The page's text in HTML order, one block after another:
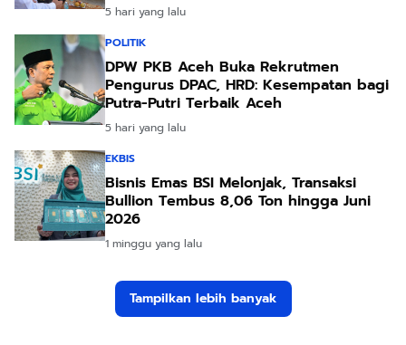
5 hari yang lalu
POLITIK
DPW PKB Aceh Buka Rekrutmen
Pengurus DPAC, HRD: Kesempatan bagi
Putra-Putri Terbaik Aceh
5 hari yang lalu
EKBIS
Bisnis Emas BSI Melonjak, Transaksi
Bullion Tembus 8,06 Ton hingga Juni
2026
1 minggu yang lalu
Tampilkan lebih banyak